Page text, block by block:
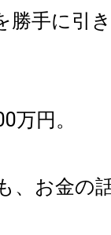
勝手に引
万円。
、お金の